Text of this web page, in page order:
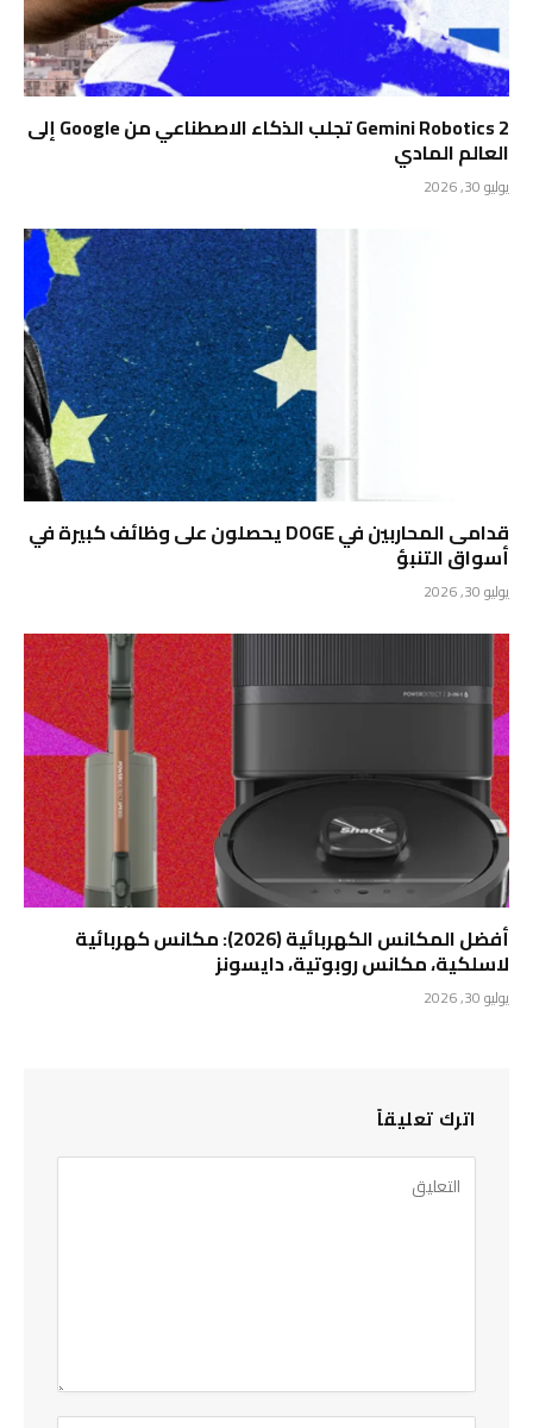
Gemini Robotics 2 تجلب الذكاء الاصطناعي من Google إلى
العالم المادي
يوليو 30, 2026
قدامى المحاربين في DOGE يحصلون على وظائف كبيرة في
أسواق التنبؤ
يوليو 30, 2026
أفضل المكانس الكهربائية (2026): مكانس كهربائية
لاسلكية، مكانس روبوتية، دايسونز
يوليو 30, 2026
اترك تعليقاً